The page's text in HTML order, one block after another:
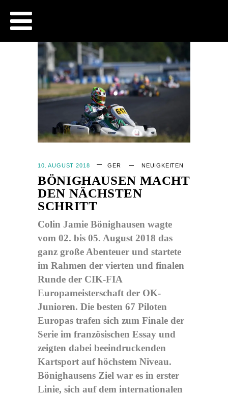
10. AUGUST 2018 GER NEUIGKEITEN
BÖNIGHAUSEN MACHT
DEN NÄCHSTEN
SCHRITT
Colin Jamie Bönighausen wagte
vom 02. bis 05. August 2018 das
ganz große Abenteuer und startete
im Rahmen der vierten und finalen
Runde der CIK-FIA
Europameisterschaft der OK-
Junioren. Die besten 67 Piloten
Europas trafen sich zum Finale der
Serie im französischen Essay und
zeigten dabei beeindruckenden
Kartsport auf höchstem Niveau.
Bönighausens Ziel war es in erster
Linie, sich auf dem internationalen